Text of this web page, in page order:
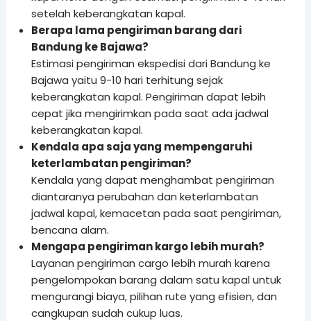
setelah keberangkatan kapal.
Berapa lama pengiriman barang dari
Bandung ke Bajawa?
Estimasi pengiriman ekspedisi dari Bandung ke
Bajawa yaitu 9-10 hari terhitung sejak
keberangkatan kapal. Pengiriman dapat lebih
cepat jika mengirimkan pada saat ada jadwal
keberangkatan kapal.
Kendala apa saja yang mempengaruhi
keterlambatan pengiriman?
Kendala yang dapat menghambat pengiriman
diantaranya perubahan dan keterlambatan
jadwal kapal, kemacetan pada saat pengiriman,
bencana alam.
Mengapa pengiriman kargo lebih murah?
Layanan pengiriman cargo lebih murah karena
pengelompokan barang dalam satu kapal untuk
mengurangi biaya, pilihan rute yang efisien, dan
cangkupan sudah cukup luas.